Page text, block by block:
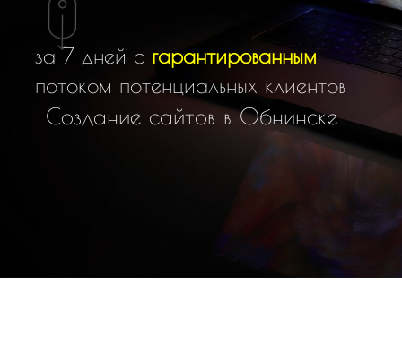
за 7 дней с гарантированным
потоком потенциальных клиентов
Создание сайтов в Обнинске